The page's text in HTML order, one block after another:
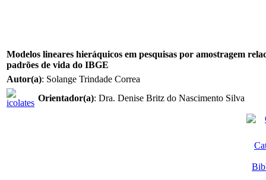
Modelos lineares hieráquicos em pesquisas por amostragem
padrões de vida do IBGE
Autor(a): Solange Trindade Correa
Orientador(a): Dra. Denise Britz do Nascimento Silva